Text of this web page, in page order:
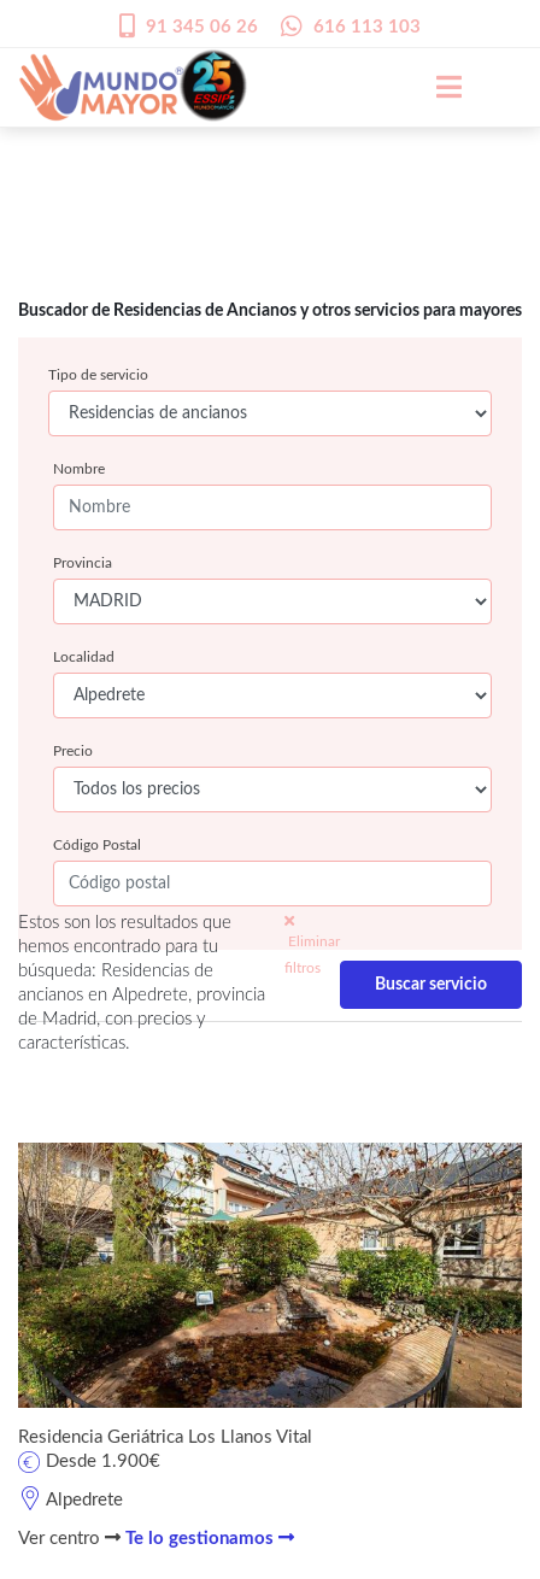
91 345 06 26 616 113 103
Buscador de Residencias de Ancianos y otros servicios para mayores
Tipo de servicio
Nombre
Provincia
Localidad
Precio
Código Postal
Estos son los resultados que
hemos encontrado para tu
búsqueda: Residencias de
ancianos en Alpedrete, provincia
de Madrid, con precios y
características.
Eliminar
filtros
Residencia Geriátrica Los Llanos Vital
Alpedrete
Desde 1.900€
Ver centro Te lo gestionamos